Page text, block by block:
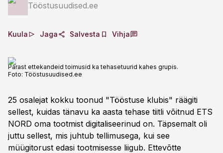
Tööstusuudised.ee
Kuula Jaga Salvesta Vihja
Pärast ettekandeid toimusid ka tehasetuurid kahes grupis.
Foto: Tööstusuudised.ee
25 osalejat kokku toonud "Tööstuse klubis" räägiti
sellest, kuidas tänavu ka aasta tehase tiitli võitnud ETS
NORD oma tootmist digitaliseerinud on. Täpsemalt oli
juttu sellest, mis juhtub tellimusega, kui see
müügitorust edasi tootmisesse liigub. Ettevõtte